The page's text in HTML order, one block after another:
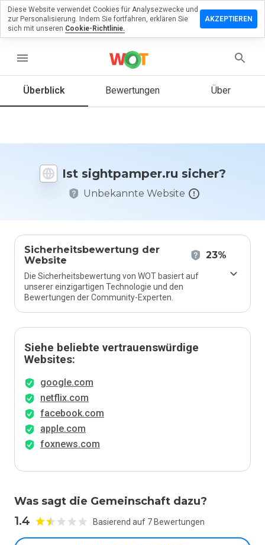
menu
Überblick Bewertungen Über
Ist sightpamper.ru sicher?
Unbekannte Website
Sicherheitsbewertung der
Website
23%
Die Sicherheitsbewertung von WOT basiert auf
unserer einzigartigen Technologie und den
Bewertungen der Community-Experten.
Siehe beliebte vertrauenswürdige
Websites:
google.com
netflix.com
facebook.com
apple.com
foxnews.com
Was sagt die Gemeinschaft dazu?
1.4 Basierend auf 7 Bewertungen
zu
Sie diese
auf einer
Skala von
Diese Website verwendet Cookies für Analysezwecke und
zur Personalisierung. Indem Sie fortfahren, erklären Sie
sich mit unseren Cookie-Richtlinie.
AKZEPTIEREN